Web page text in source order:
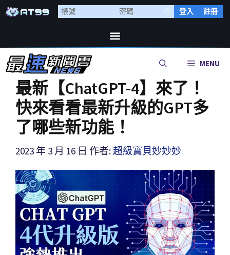
登入 註冊
MENU
最新【ChatGPT-4】來了！
快來看看最新升級的GPT多
了哪些新功能！
2023 年 3 月 16 日 作者: 超級寶貝妙妙妙